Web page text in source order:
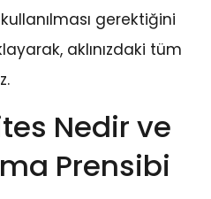
gerektiğini
aklınızdaki tüm
Nedir ve
Prensibi